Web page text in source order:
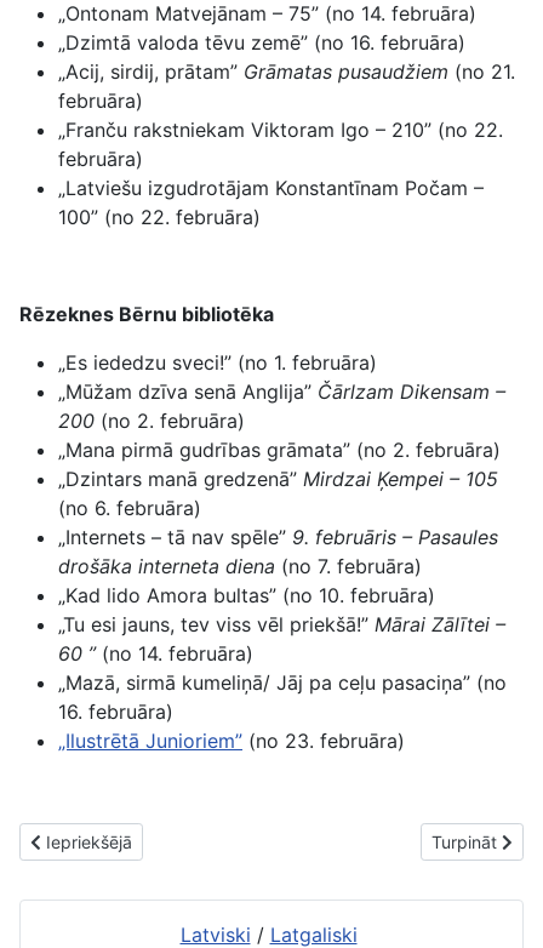
„Ontonam Matvejānam – 75” (no 14. februāra)
„Dzimtā valoda tēvu zemē” (no 16. februāra)
„Acij, sirdij, prātam” Grāmatas pusaudžiem (no 21.
februāra)
„Franču rakstniekam Viktoram Igo – 210” (no 22.
februāra)
„Latviešu izgudrotājam Konstantīnam Počam –
100” (no 22. februāra)
Rēzeknes Bērnu bibliotēka
„Es iededzu sveci!” (no 1. februāra)
„Mūžam dzīva senā Anglija” Čārlzam Dikensam –
200 (no 2. februāra)
„Mana pirmā gudrības grāmata” (no 2. februāra)
„Dzintars manā gredzenā” Mirdzai Ķempei – 105
(no 6. februāra)
„Internets – tā nav spēle” 9. februāris – Pasaules
drošāka interneta diena (no 7. februāra)
„Kad lido Amora bultas” (no 10. februāra)
„Tu esi jauns, tev viss vēl priekšā!” Mārai Zālītei –
60 ”(no 14. februāra)
„Mazā, sirmā kumeliņā/ Jāj pa ceļu pasaciņa” (no
16. februāra)
„Ilustrētā Junioriem” (no 23. februāra)
Iepriekšējais raksts: Izstādes martā (2012)
Iepriekšējā Nākamais
Turpināt
Latviski / Latgaliski